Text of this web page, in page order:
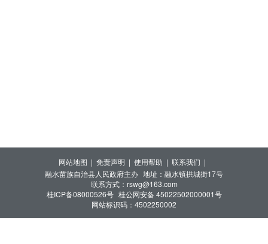
网站地图 | 免责声明 | 使用帮助 | 联系我们 |
融水苗族自治县人民政府主办 地址：融水镇拱城街17号
联系方式：rswg@163.com
桂ICP备08000526号 桂公网安备 45022502000001号
网站标识码：4502250002